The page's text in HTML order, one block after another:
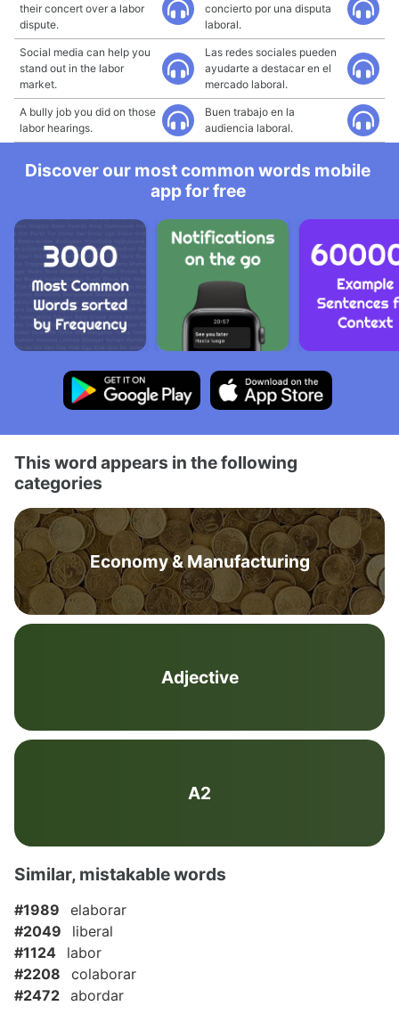
their concert over a labor
dispute.
concierto por una disputa
laboral.
Social media can help you
stand out in the labor
market.
Las redes sociales pueden
ayudarte a destacar en el
mercado laboral.
A bully job you did on those
labor hearings.
Buen trabajo en la
audiencia laboral.
Discover our most common words mobile
app for free
This word appears in the following
categories
Economy & Manufacturing
Adjective
A2
Similar, mistakable words
#1989
elaborar
#2049
liberal
#1124
labor
#2208
colaborar
#2472 abordar